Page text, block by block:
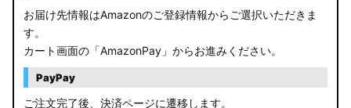
お届け先情報はAmazonのご登録情報からご選択いただきま
す。
カート画面の「AmazonPay」からお進みください。
PayPay
ご注文完了後、決済ページに遷移します。